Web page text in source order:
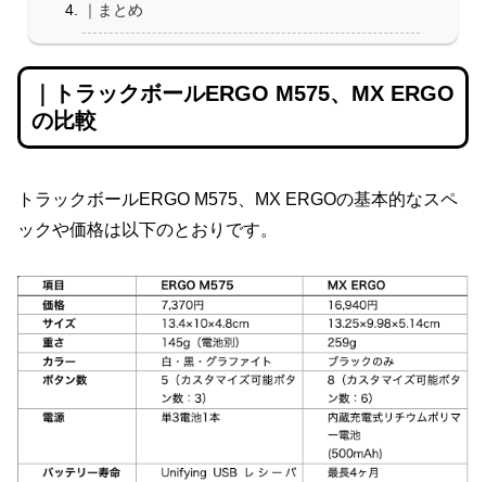
｜まとめ
｜トラックボールERGO M575、MX ERGO
の比較
トラックボールERGO M575、MX ERGOの基本的なスペ
ックや価格は以下のとおりです。